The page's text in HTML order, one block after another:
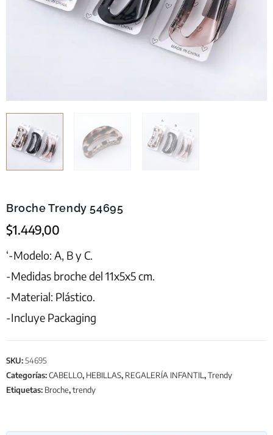
Broche Trendy 54695
$1.449,00
‘-Modelo: A, B y C.
-Medidas broche del 11x5x5 cm.
-Material: Plástico.
-Incluye Packaging
SKU: 54695
Categorías:CABELLO, HEBILLAS, REGALERÍA INFANTIL ,Trendy
Etiquetas: Broche,trendy